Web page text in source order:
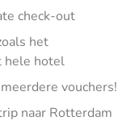
check-out
het
hele hotel
vouchers!
naar Rotterdam